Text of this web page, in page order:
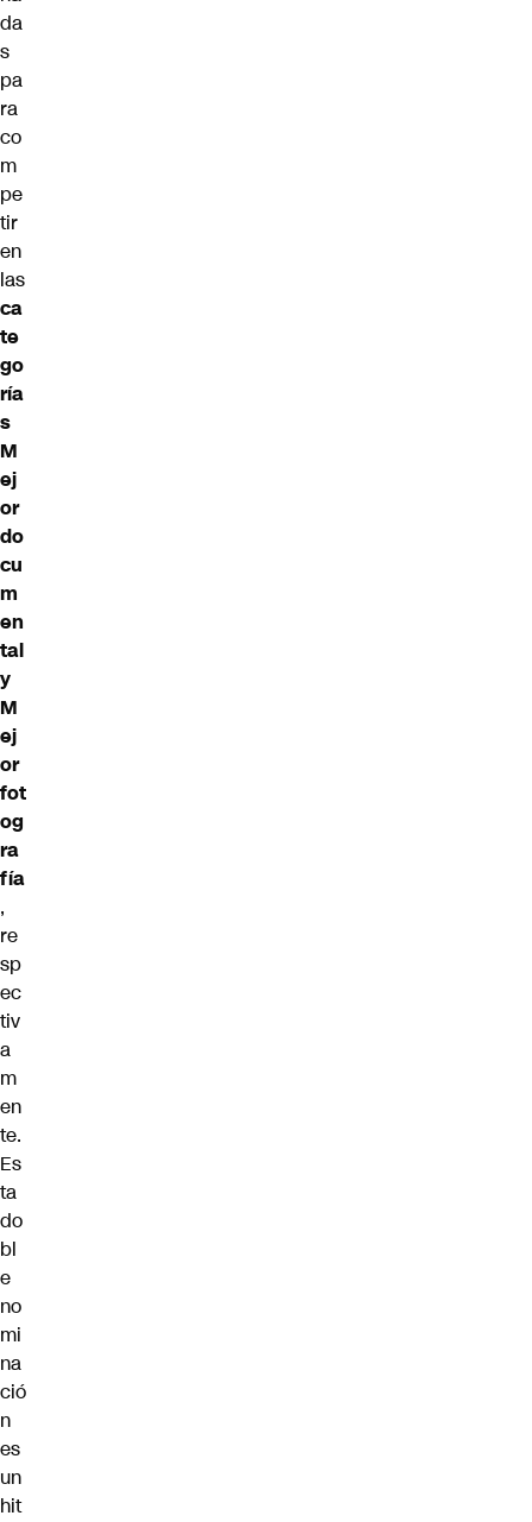
da
s
pa
ra
co
m
pe
tir
en
las
ca
te
go
ría
s
M
ej
or
do
cu
m
en
tal
y
M
ej
or
fot
og
ra
fía
,
re
sp
ec
tiv
a
m
en
te.
Es
ta
do
bl
e
no
mi
na
ció
n
es
un
hit